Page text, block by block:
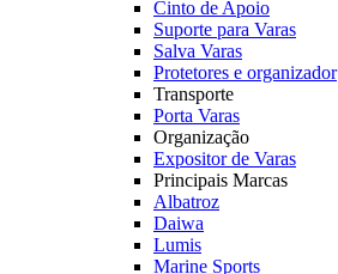
Cinto de Apoio
Suporte para Varas
Salva Varas
Protetores e organizador
Transporte
Porta Varas
Organização
Expositor de Varas
Principais Marcas
Albatroz
Daiwa
Lumis
Marine Sports